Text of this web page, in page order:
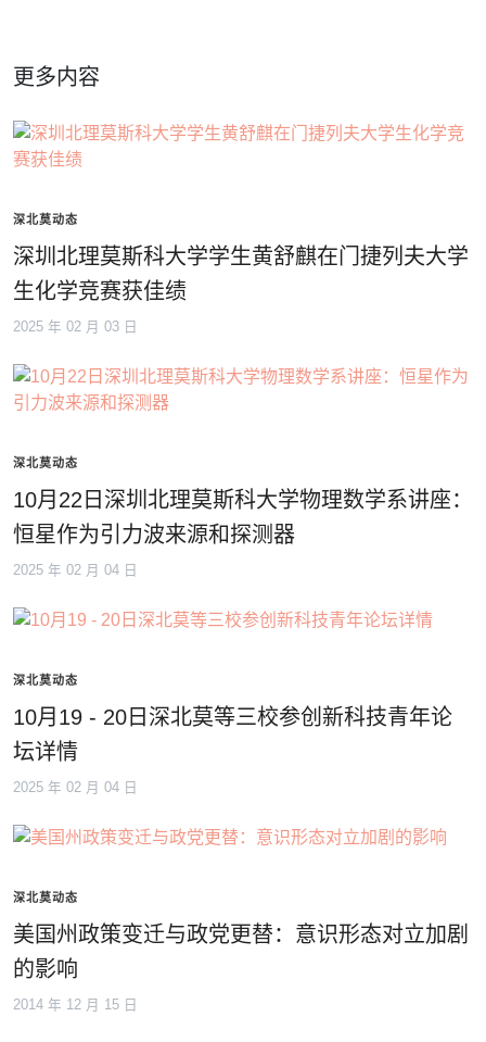
更多内容
深北莫动态
深圳北理莫斯科大学学生黄舒麒在门捷列夫大学
生化学竞赛获佳绩
2025 年 02 月 03 日
深北莫动态
10月22日深圳北理莫斯科大学物理数学系讲座：
恒星作为引力波来源和探测器
2025 年 02 月 04 日
深北莫动态
10月19 - 20日深北莫等三校参创新科技青年论
坛详情
2025 年 02 月 04 日
深北莫动态
美国州政策变迁与政党更替：意识形态对立加剧
的影响
2014 年 12 月 15 日